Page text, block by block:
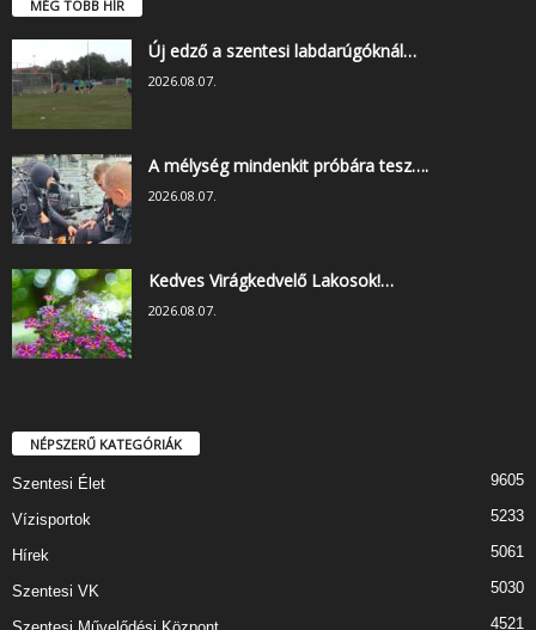
MÉG TÖBB HÍR
Új edző a szentesi labdarúgóknál…
2026.08.07.
A mélység mindenkit próbára tesz….
2026.08.07.
Kedves Virágkedvelő Lakosok!…
2026.08.07.
NÉPSZERŰ KATEGÓRIÁK
Szentesi Élet 9605
Vízisportok 5233
Hírek 5061
Szentesi VK 5030
4521